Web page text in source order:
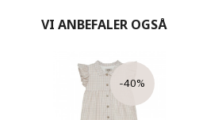
VI ANBEFALER OGSÅ
-40%